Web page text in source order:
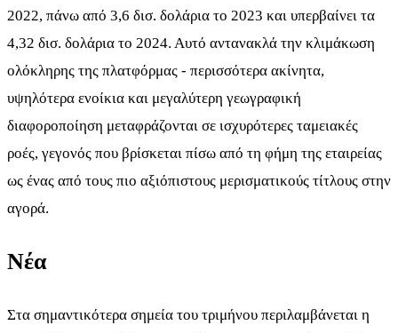
2022, πάνω από 3,6 δισ. δολάρια το 2023 και υπερβαίνει τα
4,32 δισ. δολάρια το 2024. Αυτό αντανακλά την κλιμάκωση
ολόκληρης της πλατφόρμας - περισσότερα ακίνητα,
υψηλότερα ενοίκια και μεγαλύτερη γεωγραφική
διαφοροποίηση μεταφράζονται σε ισχυρότερες ταμειακές
ροές, γεγονός που βρίσκεται πίσω από τη φήμη της εταιρείας
ως ένας από τους πιο αξιόπιστους μερισματικούς τίτλους στην
αγορά.
Νέα
Στα σημαντικότερα σημεία του τριμήνου περιλαμβάνεται η